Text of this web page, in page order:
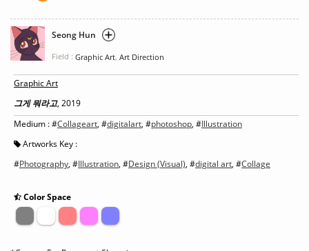
Seong Hun
Field : Graphic Art Art Direction
Graphic Art
그게 뭐라고, 2019
Medium : #Collageart, #digitalart, #photoshop, #Illustration
Artworks Key :
#Photography, #Illustration, #Design (Visual), #digital art, #Collage
Color Space